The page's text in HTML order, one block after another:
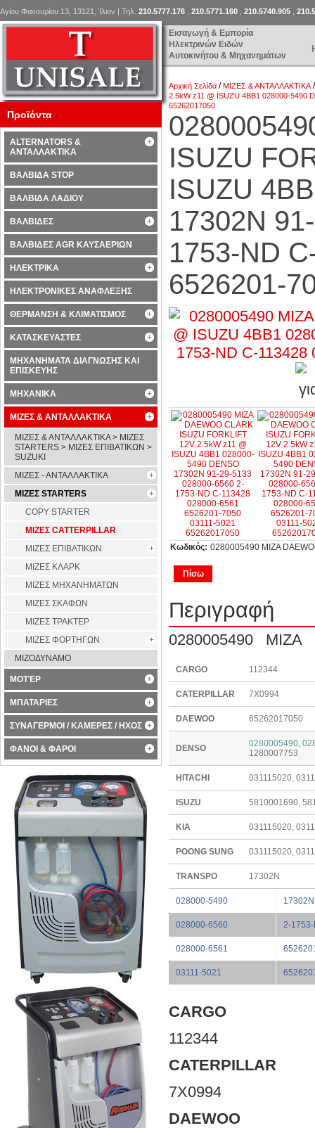
Εισαγωγή & Εμπορία
Ηλεκτρινών Ειδών
Αυτοκινήτου & Μηχανημάτων
Αγίου Φανουρίου 13, 13121, Ίλιον | Τηλ. 210.5777.176 210.5771.160 210.5740.905
Αρχική Σελίδα /ΜΙΖΕΣ & ΑΝΤΑΛΛΑΚΤΙΚΑ
2.5kW z11 @ ISUZU 4BB1 028000-5490
65262017050
ISUZU
ISUZU
17302N
1753-ND
6526201-
Κωδικός: 0280005490 ΜΙΖΑ
Πίσω
Περιγραφή
0280005490 ΜΙΖΑ
CARGO 112344
CATERPILLAR 7X0994
DAEWOO 65262017050
DENSO 0280005490,
1280007753
HITACHI 031115020,
ISUZU 5810001690,
KIA 031115020,
POONG SUNG 031115020,
TRANSPO 17302N
028000-5490 17302N
028000-6560 2-
028000-6561
03111-5021
CARGO
112344
CATERPILLAR
7X0994
DAEWOO
Προϊόντα
ALTERNATORS &
ΑΝΤΑΛΛΑΚΤΙΚΑ
ΒΑΛΒΙΔΑ STOP
ΒΑΛΒΙΔΑ ΛΑΔΙΟΥ
ΒΑΛΒΙΔΕΣ
ΒΑΛΒΙΔΕΣ AGR ΚΑΥΣΑΕΡΙΩΝ
ΗΛΕΚΤΡΙΚΑ
ΗΛΕΚΤΡΟΝΙΚΕΣ ΑΝΑΦΛΕΞΗΣ
ΘΕΡΜΑΝΣΗ & ΚΛΙΜΑΤΙΣΜΟΣ
ΚΑΤΑΣΚΕΥΑΣΤΕΣ
ΜΗΧΑΝΗΜΑΤΑ ΔΙΑΓΝΩΣΗΣ ΚΑΙ
ΕΠΙΣΚΕΥΗΣ
ΜΗΧΑΝΙΚΑ
ΜΙΖΕΣ & ΑΝΤΑΛΛΑΚΤΙΚΑ
ΜΙΖΕΣ & ΑΝΤΑΛΛΑΚΤΙΚΑ > ΜΙΖΕΣ
STARTERS > ΜΙΖΕΣ ΕΠΙΒΑΤΙΚΩΝ >
SUZUKI
ΜΙΖΕΣ - ΑΝΤΑΛΛΑΚΤΙΚΑ
ΜΙΖΕΣ STARTERS
COPY STARTER
ΜΙΖΕΣ CATTERPILLAR
ΜΙΖΕΣ ΕΠΙΒΑΤΙΚΩΝ
ΜΙΖΕΣ ΚΛΑΡΚ
ΜΙΖΕΣ ΜΗΧΑΝΗΜΑΤΩΝ
ΜΙΖΕΣ ΣΚΑΦΩΝ
ΜΙΖΕΣ ΤΡΑΚΤΕΡ
ΜΙΖΕΣ ΦΟΡΤΗΓΩΝ
ΜΙΖΟΔΥΝΑΜΟ
ΜΟΤΈΡ
ΜΠΑΤΑΡΙΕΣ
ΣΥΝΑΓΕΡΜΟΙ / ΚΑΜΕΡΕΣ / ΗΧΟΣ
ΦΑΝΟΙ & ΦΑΡΟΙ